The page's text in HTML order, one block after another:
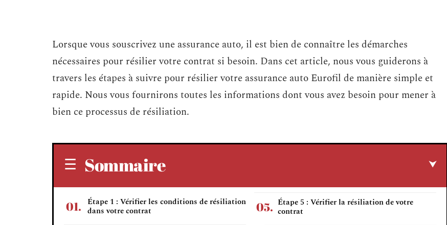
Lorsque vous souscrivez une assurance auto, il est bien de connaître les démarches
nécessaires pour résilier votre contrat si besoin. Dans cet article, nous vous guiderons à
travers les étapes à suivre pour résilier votre assurance auto Eurofil de manière simple et
rapide. Nous vous fournirons toutes les informations dont vous avez besoin pour mener à
bien ce processus de résiliation.
Sommaire
Étape 1 : Vérifier les conditions de résiliation
dans votre contrat
Étape 5 : Vérifier la résiliation de votre
contrat